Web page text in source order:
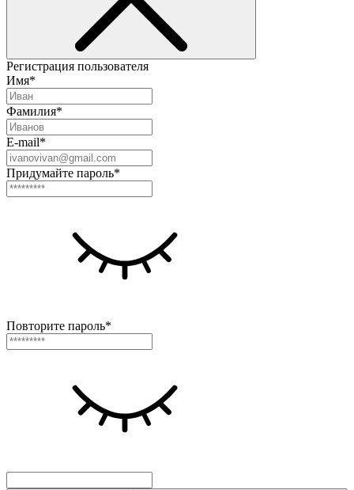
Регистрация пользователя
Имя*
Фамилия*
E-mail*
Придумайте пароль*
Повторите пароль*